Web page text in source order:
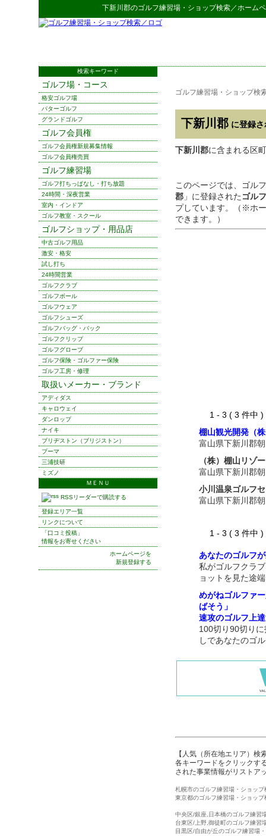
下新川郡のゴルフ練習場・ショップ検索／ホーム
ゴルフ練習場・ショップ検
下新川郡 に登録
下新川郡に含まれる区
このページでは、ゴル
郡 」に登録された ゴル
プしています。（※ホ
できます。）
1 - 3 ( 3 件
棚山観光開発（
富山県下新川郡
（株）棚山リゾ
富山県下新川郡
小川温泉ゴルフ
富山県下新川郡
1 - 3 ( 3 件
あなたのゴルフ
私がゴルフクラ
ョットを見た途
めがねゴルファ
ばそう」
速攻のゴルフ上
100切り90切り
しであなたのゴ
【人気（所在地エリア）検
各キーワードをクリックす
された事業情報がリストア
札幌市のゴルフ練習場・ショップ
東京都のゴルフ練習場・ショップ
中央区/銀座,日本橋のゴルフ練習
台東区/上野,御徒町のゴルフ練習
目黒区/自由が丘のゴルフ練習場
検索キーワード
ゴルフ場・コース
格安ゴルフ場
パターゴルフ
グランドゴルフ
ゴルフ会員権
ゴルフ会員権新規募集情報
ゴルフ会員権売買
ゴルフ練習場
ゴルフ打ちっぱなし・打ち放題
24時間・深夜営業
室内・インドア
ゴルフ教室・スクール
ゴルフショップ・用品店
中古ゴルフ用品
激安・格安
試し打ち
24時間営業
ゴルフクラブ
ゴルフボール
ゴルフウェア
ゴルフシューズ
ゴルフバッグ・バック
ゴルフクリップ
ゴルフグローブ
ゴルフ保険・ゴルファー保険
ゴルフ工房・修理
取扱いメーカー・ブランド
アディダス
キャロウェイ
ダンロップ
ナイキ
ブリヂストン（ブリジストン）
プーマ
三浦技研
ミズノ
ＭＥＮＵ
RSSリーダーで購読する
登録エリア一覧
リンクについて
「口コミ投稿」
情報をお寄せください
ホームページを
新規登録する